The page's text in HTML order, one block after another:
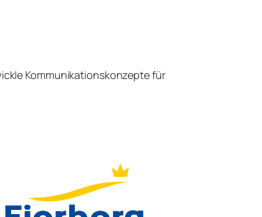
Kommunikationskonzepte für